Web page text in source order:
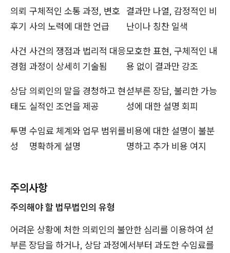
의뢰
후기
구체적인 소통 과정, 변호
사의 노력에 대한 언급
결과만 나열, 감정적인 비
난이나 칭찬 일색
사건
경험
사건의 쟁점과 법리적 대응
과정이 상세히 기술됨
모호한 표현, 구체적인 내
용 없이 결과만 강조
상담
태도
의뢰인의 말을 경청하고 현
실적인 조언을 제공
섣부른 장담, 불리한 가능
성에 대한 설명 회피
투명
성
수임료 체계와 업무 범위를
명확하게 설명
비용에 대한 설명이 불분
명하고 추가 비용 여지
주의사항
주의해야 할 법무법인의 유형
어려운 상황에 처한 의뢰인의 불안한 심리를 이용하여 섣
부른 장담을 하거나, 상담 과정에서부터 과도한 수임료를